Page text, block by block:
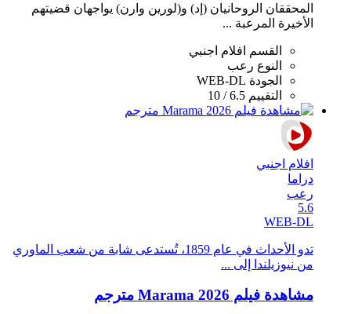
المحققان الروحانيان (إد) و(لورين وارن) يواجهان قضيتهم
الأخيرة المرعبة ...
القسم
افلام اجنبي
النوع رعب
الجودة WEB-DL
التقييم 6.5 / 10
افلام اجنبي
دراما
رعب
5.6
WEB-DL
تدو الأحداث في عام 1859، تُستدعى شابة من شعب الماوري
من نيوزيلندا إلى ...
مشاهدة فيلم Marama 2026 مترجم